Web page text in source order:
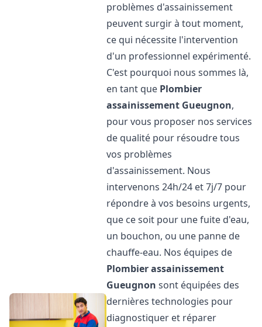
problèmes d'assainissement
peuvent surgir à tout moment,
ce qui nécessite l'intervention
d'un professionnel expérimenté.
C'est pourquoi nous sommes là,
en tant que Plombier
assainissement Gueugnon,
pour vous proposer nos services
de qualité pour résoudre tous
vos problèmes
d'assainissement. Nous
intervenons 24h/24 et 7j/7 pour
répondre à vos besoins urgents,
que ce soit pour une fuite d'eau,
un bouchon, ou une panne de
chauffe-eau. Nos équipes de
Plombier assainissement
Gueugnon sont équipées des
dernières technologies pour
diagnostiquer et réparer